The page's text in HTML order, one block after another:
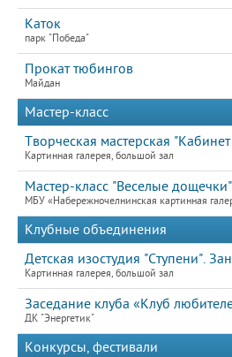
Каток
парк "Победа"
Прокат тюбингов
Майдан
Мастер-класс
Творческая мастерская
Картинная галерея, большой зал
Мастер-класс "Веселые дощечки"
МБУ «Набережночелнинская картинная
Клубные объединения
Детская изостудия "Ступени".
Картинная галерея, большой зал
Заседание клуба «Клуб
ДК "Энергетик"
Конкурсы, фестивали